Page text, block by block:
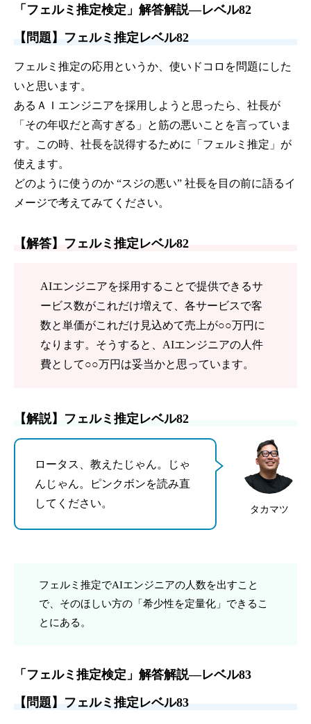
「フェルミ推定検定」解答解説—レベル82
【問題】フェルミ推定レベル82
フェルミ推定の応用というか、使いドコロを問題にした
いと思います。
あるＡＩエンジニアを採用しようと思ったら、社長が
「その年収だと高すぎる」と筋の悪いことを言っていま
す。この時、社長を説得するために「フェルミ推定」が
使えます。
どのように使うのか “スジの悪い” 社長を目の前に語るイ
メージで考えてみてください。
【解答】フェルミ推定レベル82
AIエンジニアを採用することで提供できるサ
ービス数がこれだけ増えて、各サービスで客
数と単価がこれだけ見込めて売上が○○万円に
なります。そうすると、AIエンジニアの人件
費として○○万円は妥当かと思っています。
【解説】フェルミ推定レベル82
タカマツ
ロータス、教えたじゃん。じゃ
んじゃん。ピンクボンを読み直
してください。
フェルミ推定でAIエンジニアの人数を出すこと
で、そのほしい方の「希少性を定量化」できるこ
とにある。
「フェルミ推定検定」解答解説—レベル83
【問題】フェルミ推定レベル83